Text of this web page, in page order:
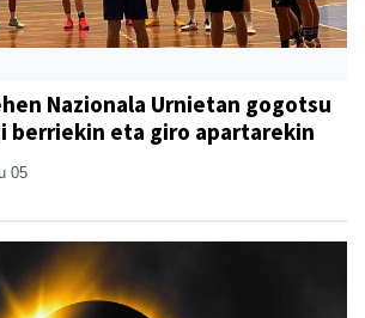
Nazionala Urnietan gogotsu
berriekin eta giro apartarekin
05